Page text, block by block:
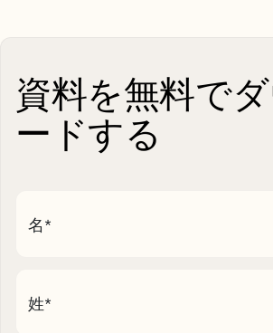
資料を無料で
ードする
名*
姓*